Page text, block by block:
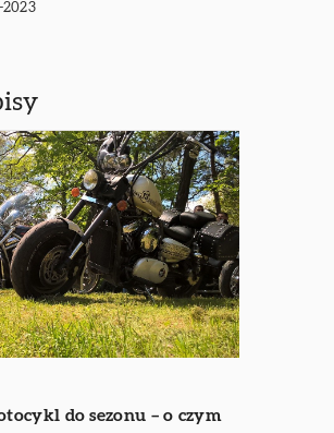
2023
do sezonu – o czym